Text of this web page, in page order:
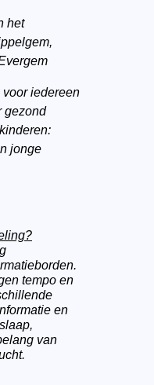
het
iedereen
gezond
jonge
tempo en
en
van